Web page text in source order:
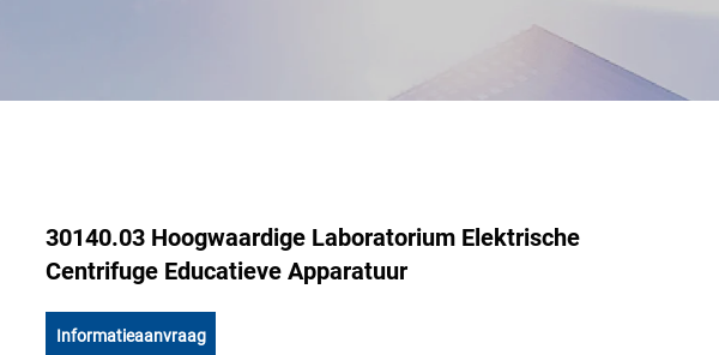
30140.03 Hoogwaardige Laboratorium Elektrische
Centrifuge Educatieve Apparatuur
Informatieaanvraag